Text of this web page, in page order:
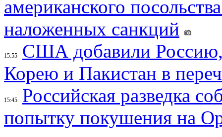
американского
наложенных санкций
15:55
США добавили
Корею и Пакистан в
15:45
Российская разведка
попытку покушения на